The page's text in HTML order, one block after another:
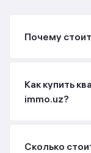
Почему
Как купить
immo.uz?
Сколько